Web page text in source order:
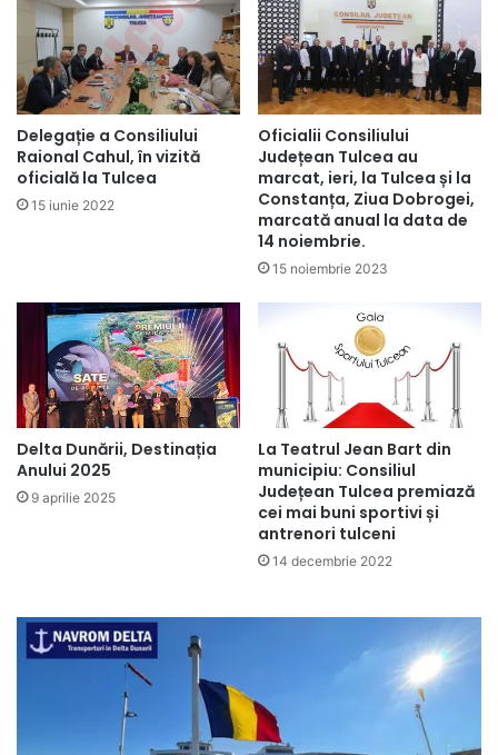
Delegație a Consiliului
Raional Cahul, în vizită
oficială la Tulcea
15 iunie 2022
Oficialii Consiliului
Județean Tulcea au
marcat, ieri, la Tulcea și la
Constanța, Ziua Dobrogei,
marcată anual la data de
14 noiembrie.
15 noiembrie 2023
Delta Dunării, Destinația
Anului 2025
9 aprilie 2025
La Teatrul Jean Bart din
municipiu: Consiliul
Județean Tulcea premiază
cei mai buni sportivi și
antrenori tulceni
14 decembrie 2022